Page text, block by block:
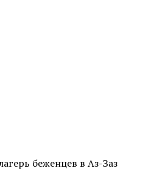
беженцев в Аз-Заз